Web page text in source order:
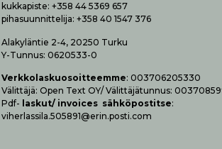
kukkapiste: +358 44 5369 657
pihasuunnittelija: +358 40 1547 376
Alakyläntie 2-4, 20250 Turku
Y-Tunnus: 0620533-0
Verk­ko­las­kuo­soit­teem­me: 003706205330
Vä­lit­tä­jä: Open Text OY/ Vä­lit­tä­jä­tun­nus:
Pdf- las­kut/ invoices säh­kö­pos­tit­se:
viherlassila.505891@erin.posti.com